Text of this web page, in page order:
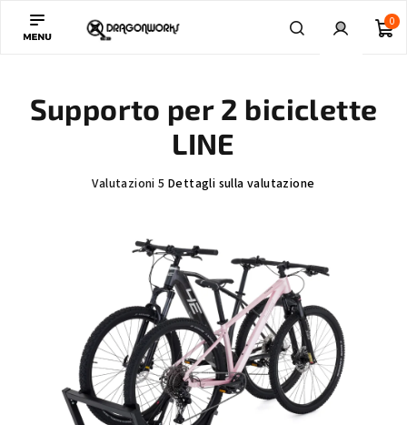
contenuto
0
Supporto per 2 biciclette
LINE
La
prodotto
5
stelle.
Valutazioni 5 Dettagli sulla valutazione